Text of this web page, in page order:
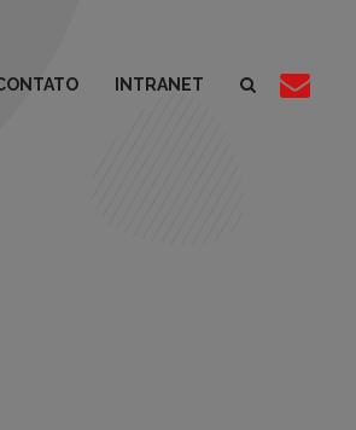
INTRANET